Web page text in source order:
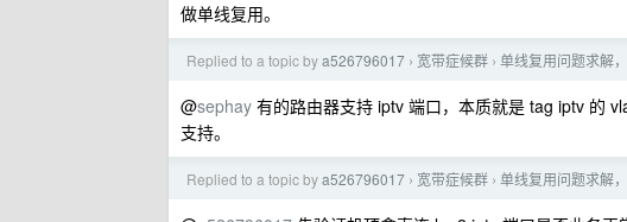
做单线复用。
Replied to a topic bya526796017 › 宽带症候群 › 单线复用问题求解
@sephay 有的路由器支持 iptv 端口，本质就是 tag iptv 的
支持。
Replied to a topic bya526796017 › 宽带症候群 › 单线复用问题求解